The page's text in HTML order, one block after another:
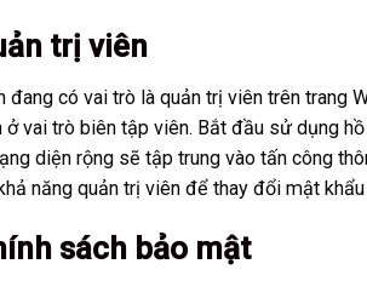
trị viên
đang có vai trò là quản trị viên trên trang
ở vai trò biên tập viên. Bắt đầu sử dụng
diện rộng sẽ tập trung vào tấn công
năng quản trị viên để thay đổi mật
sách bảo mật